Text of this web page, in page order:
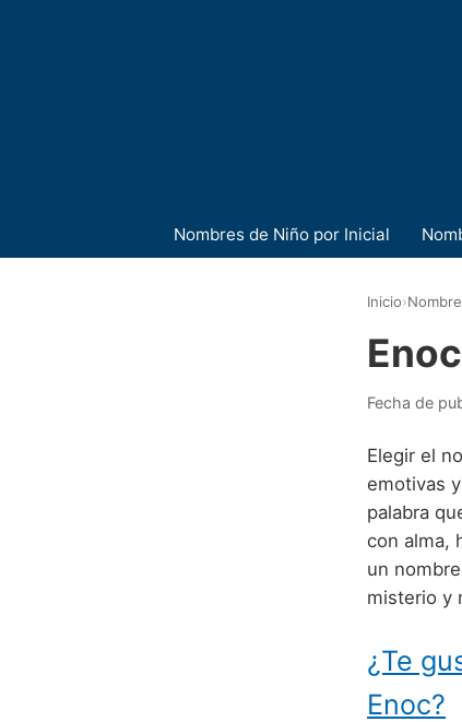
Nombres de Niño por Inicial
Inicio›
Enoc
Fecha de
Elegir el
emotivas
palabra
con alma,
un
misterio y
¿Te
Enoc?